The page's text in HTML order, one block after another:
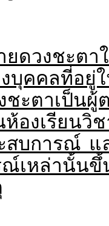
ยดวงชะต
งบุคคลที่อ
งชะตาเ
ห้องเรีย
สบการณ์ แ
เหล่านั้นขึ้